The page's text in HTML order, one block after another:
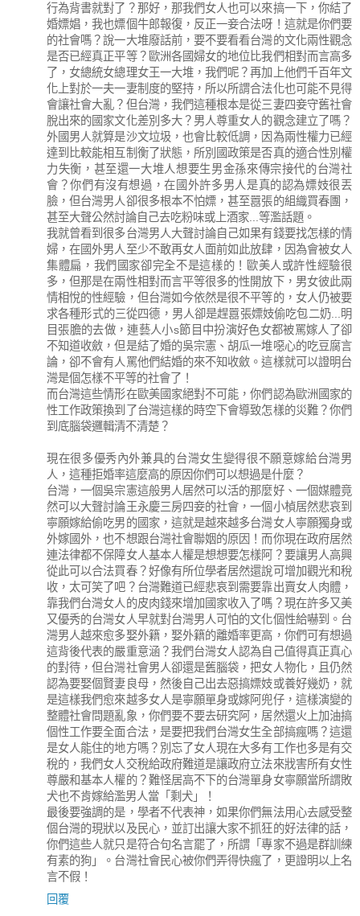
行為背書就對了？那好，那我們女人也可以來搞一下，你結了
婚嫖娼，我也嫖個牛郎報復，反正一妾合法呀！這就是你們要
的社會嗎？說一大堆廢話前，要不要看看台灣的文化兩性觀念
是否已經真正平等？歐洲各國婦女的地位比我們相對而言高多
了，女總統女總理女王一大堆，我們呢？再加上他們千百年文
化上對於一夫一妻制度的堅持，所以所謂合法化也可能不見得
會讓社會大亂？但台灣，我們這種根本是從三妻四妾守舊社會
脫出來的國家文化差別多大？男人尊重女人的觀念建立了嗎？
外國男人就算是沙文垃圾，也會比較低調，因為兩性權力已經
達到比較能相互制衡了狀態，所別國政策是否真的適合性別權
力失衡，甚至還一大堆人想要生男金孫來傳宗接代的台灣社
會？你們有沒有想過，在國外許多男人是真的認為嫖妓很丟
臉，但台灣男人卻很多根本不怕嫖，甚至囂張的組織買春團，
甚至大聲公然討論自己去吃粉味或上酒家...等濫話題。
我就曾看到很多台灣男人大聲討論自己如果有錢要找怎樣的情
婦，在國外男人至少不敢再女人面前如此放肆，因為會被女人
集體扁，我們國家卻完全不是這樣的！歐美人或許性經驗很
多，但那是在兩性相對而言平等很多的性開放下，男女彼此兩
情相悅的性經驗，但台灣如今依然是很不平等的，女人仍被要
求各種形式的三從四德，男人卻是趕囂張嫖妓偷吃包二奶...明
目張膽的去做，連藝人小s節目中扮演好色女都被罵嫁人了卻
不知道收斂，但是結了婚的吳宗憲、胡瓜一堆噁心的吃豆腐言
論，卻不會有人罵他們結婚的來不知收斂。這樣就可以證明台
灣是個怎樣不平等的社會了！
而台灣這些情形在歐美國家絕對不可能，你們認為歐洲國家的
性工作政策換到了台灣這樣的時空下會導致怎樣的災難？你們
到底腦袋邏輯清不清楚？
現在很多優秀內外兼具的台灣女生變得很不願意嫁給台灣男
人，這種拒婚率這麼高的原因你們可以想過是什麼？
台灣，一個吳宗憲這般男人居然可以活的那麼好、一個媒體竟
然可以大聲討論王永慶三房四妾的社會，一個小楨居然悲哀到
寧願嫁給偷吃男的國家，這就是越來越多台灣女人寧願獨身或
外嫁國外，也不想跟台灣社會聯姻的原因！而你現在政府居然
連法律都不保障女人基本人權是想想要怎樣阿？要讓男人高興
從此可以合法買春？好像有所位學者居然還說可增加觀光和稅
收，太可笑了吧？台灣難道已經悲哀到需要靠出賣女人肉體，
靠我們台灣女人的皮肉錢來增加國家收入了嗎？現在許多又美
又優秀的台灣女人早就對台灣男人可怕的文化個性給嚇到。台
灣男人越來愈多娶外籍，娶外籍的離婚率更高，你們可有想過
這背後代表的嚴重意涵？我們台灣女人認為自己值得真正真心
的對待，但台灣社會男人卻還是舊腦袋，把女人物化，且仍然
認為要娶個賢妻良母，然後自己出去惡搞嫖妓或養好幾奶，就
是這樣我們愈來越多女人是寧願單身或嫁阿兜仔，這樣演變的
整體社會問題亂象，你們要不要去研究阿，居然還火上加油搞
個性工作要全面合法，是要把我們台灣女生全部搞瘋嗎？這還
是女人能住的地方嗎？別忘了女人現在大多有工作也多是有交
稅的，我們女人交稅給政府難道是讓政府立法來戕害所有女性
尊嚴和基本人權的？難怪居高不下的台灣單身女寧願當所謂敗
犬也不肯嫁給濫男人當「剩犬」！
最後要強調的是，學者不代表神，如果你們無法用心去感受整
個台灣的現狀以及民心，並訂出讓大家不抓狂的好法律的話，
你們這些人就只是符合句名言罷了，所謂「專家不過是群訓練
有素的狗」。台灣社會民心被你們弄得快瘋了，更證明以上名
言不假！
回覆